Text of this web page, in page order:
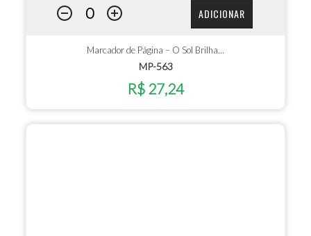
ADICIONAR
Marcador de Página – O Sol Brilha…
MP-563
R$ 27,24